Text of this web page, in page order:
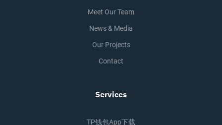
Meet Our Team
News & Media
Our Projects
Contact
Services
TP钱包app下载